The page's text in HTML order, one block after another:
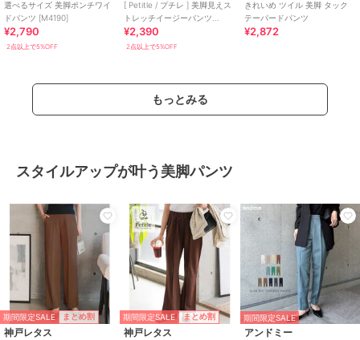
選べるサイズ 美脚ポンチワイ
ドパンツ [M4190]
¥2,790
2点以上で5%OFF
[ Petitle / プチレ ] 美脚見えス
トレッチイージーパンツ
[M4266]
¥2,390
2点以上で5%OFF
きれいめ ツイル 美脚 タック
テーパードパンツ
¥2,872
もっとみる
スタイルアップが叶う美脚パンツ
期間限定SALE まとめ割
神戸レタス
期間限定SALE まとめ割
神戸レタス
期間限定SALE
アンドミー